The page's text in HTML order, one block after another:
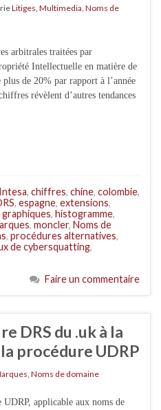
Litiges, Multimedia, Noms de
arbitrales traitées par
Intellectuelle en matière de
de 20% par rapport à l’année
révèlent d’autres tendances
, chiffres, chine, colombie,
, espagne, extensions,
graphiques, histogramme,
, moncler, Noms de
, procédures alternatives,
de cybersquatting,
Faire un commentaire
DRS du .uk à la
procédure UDRP
, Noms de domaine
UDRP, applicable aux noms de